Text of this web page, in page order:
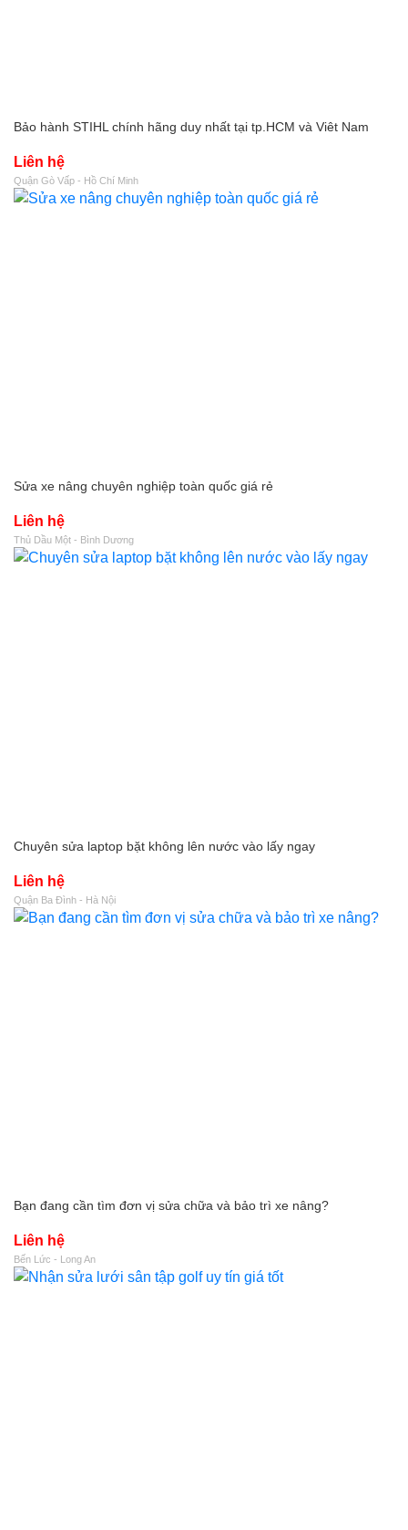
Bảo hành STIHL chính hãng duy nhất tại tp.HCM và Viêt Nam
Liên hệ
Quận Gò Vấp - Hồ Chí Minh
Sửa xe nâng chuyên nghiệp toàn quốc giá rẻ
Liên hệ
Thủ Dầu Một - Bình Dương
Chuyên sửa laptop bặt không lên nước vào lấy ngay
Liên hệ
Quận Ba Đình - Hà Nội
Bạn đang cần tìm đơn vị sửa chữa và bảo trì xe nâng?
Liên hệ
Bến Lức - Long An